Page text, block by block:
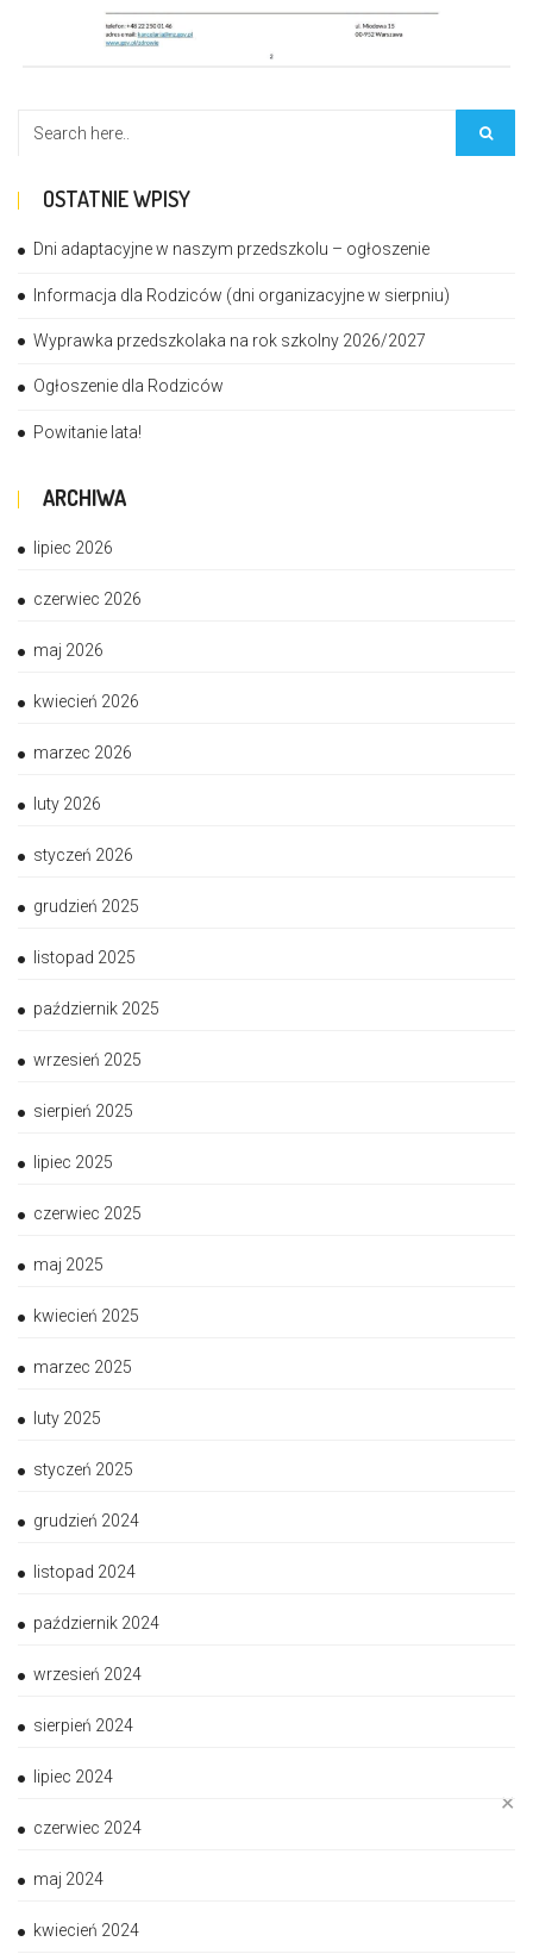
✕
OSTATNIE WPISY
Dni adaptacyjne w naszym przedszkolu – ogłoszenie
Informacja dla Rodziców (dni organizacyjne w sierpniu)
Wyprawka przedszkolaka na rok szkolny 2026/2027
Ogłoszenie dla Rodziców
Powitanie lata!
ARCHIWA
lipiec 2026
czerwiec 2026
maj 2026
kwiecień 2026
marzec 2026
luty 2026
styczeń 2026
grudzień 2025
listopad 2025
październik 2025
wrzesień 2025
sierpień 2025
lipiec 2025
czerwiec 2025
maj 2025
kwiecień 2025
marzec 2025
luty 2025
styczeń 2025
grudzień 2024
listopad 2024
październik 2024
wrzesień 2024
sierpień 2024
lipiec 2024
czerwiec 2024
maj 2024
kwiecień 2024